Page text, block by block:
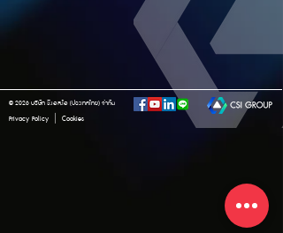
© 2026 บริษัท ซี.เอส.ไอ (ประเทศไทย) จำกัด
Privacy Policy | Cookies